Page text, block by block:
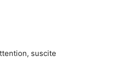
suscite